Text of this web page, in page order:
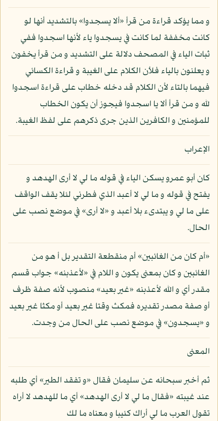
و مما يؤكد قراءة من قرأ «ألا يسجدوا» بالتشديد أنها لو
كانت مخففة لما كانت في يسجدوا ياء لأنها اسجدوا ففي
ثبات الياء في المصحف دلالة على التشديد و من قرأ يخفون
و يعلنون بالياء فلأن الكلام على الغيبة و قراءة الكسائي
فيهما بالتاء لأن الكلام قد دخله خطاب على قراءة اسجدوا
لله و من قرأ ألا يا اسجدوا فيجوز أن يكون الخطاب
للمؤمنين و الكافرين الذين جرى ذكرهم على لفظ الغيبة.
الإعراب
كان أبو عمرو يسكن الياء في قوله ما لي لا أرى الهدهد و
يفتح في قوله و ما لي لا أعبد الذي فطرني لئلا يقف الواقف
على ما لي و يبتدىء بلا أعبد و «لا أرى» في موضع نصب على
الحال.
«أم كان من الغائبين» أم منقطعة التقدير بل أ هو من
الغائبين و كان بمعنى يكون و اللام في «لأعذبنه» جواب قسم
مقدر أي و الله لأعذبنه «غير بعيد» منصوب لأنه صفة ظرف
أو صفة مصدر تقديره فمكث وقتا غير بعيد أو مكثا غير بعيد
و «يسجدون» في موضع نصب على الحال من وجدت.
المعنى
ثم أخبر سبحانه عن سليمان فقال «و تفقد الطير» أي طلبه
عند غيبته «فقال ما لي لا أرى الهدهد» أي ما للهدهد لا أراه
تقول العرب ما لي أراك كئيبا و معناه ما لك